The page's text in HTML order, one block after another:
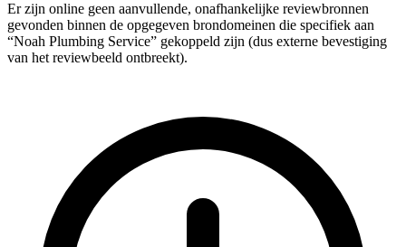
Er zijn online geen aanvullende, onafhankelijke reviewbronnen
gevonden binnen de opgegeven brondomeinen die specifiek aan
“Noah Plumbing Service” gekoppeld zijn (dus externe bevestiging
van het reviewbeeld ontbreekt).